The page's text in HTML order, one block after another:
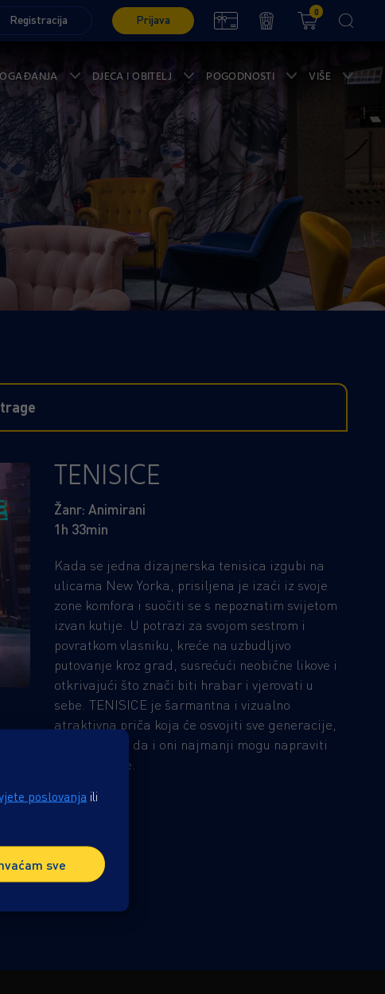
Registracija Prijava
0
DJECA I OBITELJ POGODNOSTI VIŠE
TENISICE
Žanr: Animirani
1h 33min
Kada se jedna dizajnerska tenisica izgubi na
ulicama New Yorka, prisiljena je izaći iz svoje
zone komfora i suočiti se s nepoznatim svijetom
izvan kutije. U potrazi za svojom sestrom i
povratkom vlasniku, kreće na uzbudljivo
putovanje kroz grad, susrećući neobične likove i
otkrivajući što znači biti hrabar i vjerovati u
sebe. TENISICE je šarmantna i vizualno
atraktivna priča koja će osvojiti sve generacije,
podsjećajući da i oni najmanji mogu napraviti
velike korake.
poslovanja ili
sve